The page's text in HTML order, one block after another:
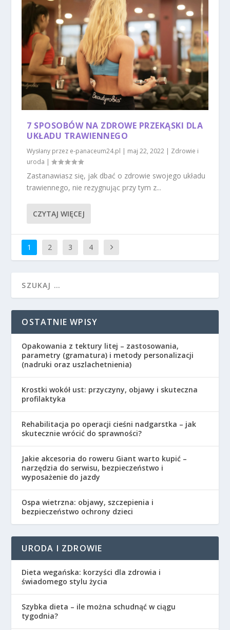
7 SPOSOBÓW NA ZDROWE PRZEKĄSKI DLA
UKŁADU TRAWIENNEGO
Wysłany przez e-panaceum24.pl | maj 22, 2022 | Zdrowie i
uroda |
Zastanawiasz się, jak dbać o zdrowie swojego układu
trawiennego, nie rezygnując przy tym z...
CZYTAJ WIĘCEJ
1 2 3 4
OSTATNIE WPISY
Opakowania z tektury litej – zastosowania,
parametry (gramatura) i metody personalizacji
(nadruki oraz uszlachetnienia)
Krostki wokół ust: przyczyny, objawy i skuteczna
profilaktyka
Rehabilitacja po operacji cieśni nadgarstka – jak
skutecznie wrócić do sprawności?
Jakie akcesoria do roweru Giant warto kupić –
narzędzia do serwisu, bezpieczeństwo i
wyposażenie do jazdy
Ospa wietrzna: objawy, szczepienia i
bezpieczeństwo ochrony dzieci
URODA I ZDROWIE
Dieta wegańska: korzyści dla zdrowia i
świadomego stylu życia
Szybka dieta – ile można schudnąć w ciągu
tygodnia?